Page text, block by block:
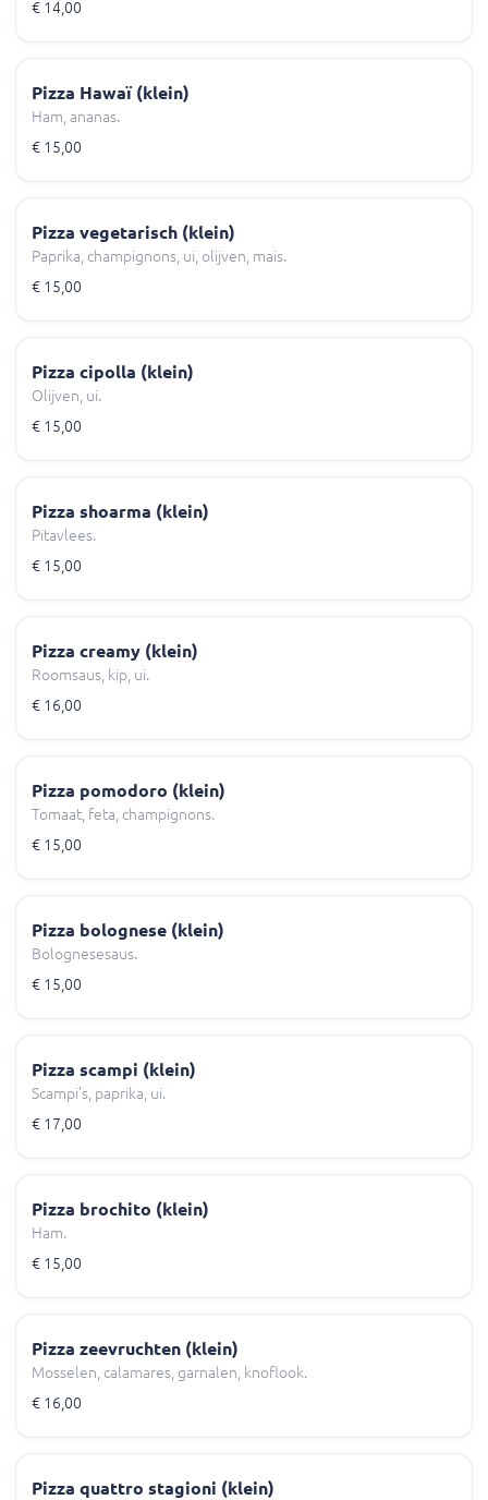
€ 14,00
Pizza Hawaï (klein)
Ham, ananas.
€ 15,00
Pizza vegetarisch (klein)
Paprika, champignons, ui, olijven, mais.
€ 15,00
Pizza cipolla (klein)
Olijven, ui.
€ 15,00
Pizza shoarma (klein)
Pitavlees.
€ 15,00
Pizza creamy (klein)
Roomsaus, kip, ui.
€ 16,00
Pizza pomodoro (klein)
Tomaat, feta, champignons.
€ 15,00
Pizza bolognese (klein)
Bolognesesaus.
€ 15,00
Pizza scampi (klein)
Scampi's, paprika, ui.
€ 17,00
Pizza brochito (klein)
Ham.
€ 15,00
Pizza zeevruchten (klein)
Mosselen, calamares, garnalen, knoflook.
€ 16,00
Pizza quattro stagioni (klein)